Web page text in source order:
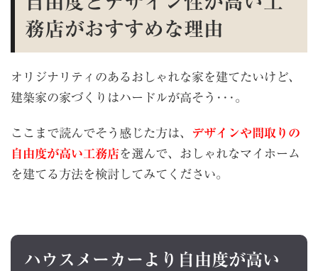
務店がおすすめな理由
オリジナリティのあるおしゃれな家を建てたいけど、
建築家の家づくりはハードルが高そう･･･。
ここまで読んでそう感じた方は、
デザインや間取りの
自由度が高い工務店を選んで、おしゃれなマイホーム
を建てる方法を検討してみてください。
ハウスメーカーより自由度が高い